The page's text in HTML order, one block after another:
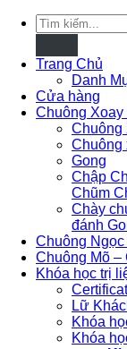
Tìm
kiếm:
Trang Chủ
Danh
Cửa hàng
Chuông Xoay
Chuông
Chuông
Gong
Chập
Chũm
Chày
đánh
Chuông
Chuông Mõ –
Khóa học trị
Lữ
Khóa
Khóa